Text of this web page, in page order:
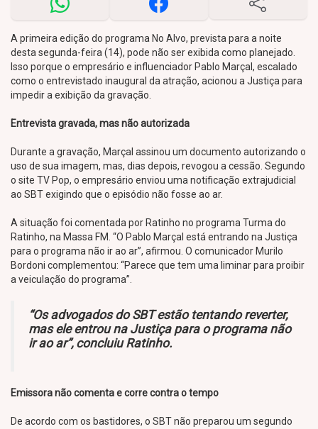
A primeira edição do programa No Alvo, prevista para a noite
desta segunda-feira (14), pode não ser exibida como planejado.
Isso porque o empresário e influenciador Pablo Marçal, escalado
como o entrevistado inaugural da atração, acionou a Justiça para
impedir a exibição da gravação.
Entrevista gravada, mas não autorizada
Durante a gravação, Marçal assinou um documento autorizando o
uso de sua imagem, mas, dias depois, revogou a cessão. Segundo
o site TV Pop, o empresário enviou uma notificação extrajudicial
ao SBT exigindo que o episódio não fosse ao ar.
A situação foi comentada por Ratinho no programa Turma do
Ratinho, na Massa FM. “O Pablo Marçal está entrando na Justiça
para o programa não ir ao ar”, afirmou. O comunicador Murilo
Bordoni complementou: “Parece que tem uma liminar para proibir
a veiculação do programa”.
“Os advogados do SBT estão tentando reverter,
mas ele entrou na Justiça para o programa não
ir ao ar”, concluiu Ratinho.
Emissora não comenta e corre contra o tempo
De acordo com os bastidores, o SBT não preparou um segundo